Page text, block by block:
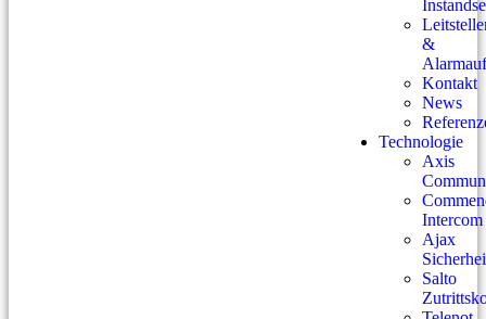
&
Kontakt
News
Technologie
Axis
Intercom
Ajax
Salto